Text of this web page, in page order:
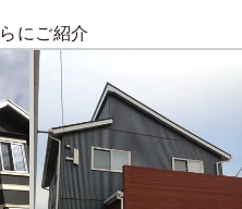
にご紹介